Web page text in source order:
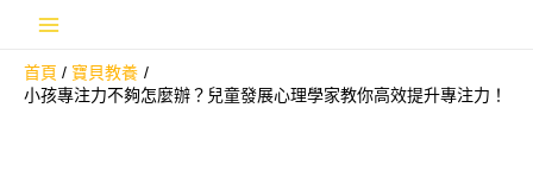
Menu
首頁
寶貝教養
小孩專注力不夠怎麼辦？兒童發展心理學家教你高效提升專注力！